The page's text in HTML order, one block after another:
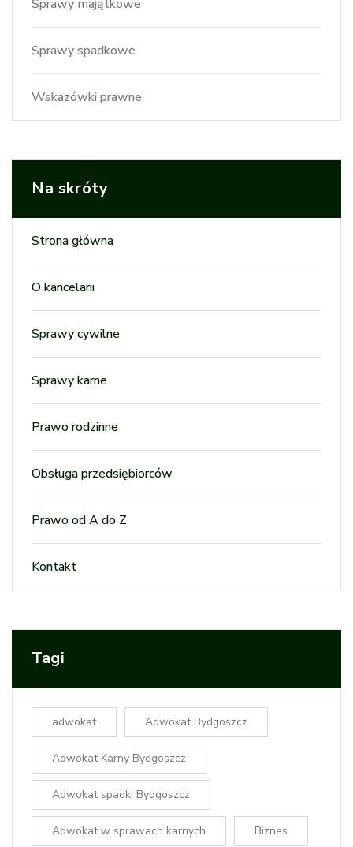
Sprawy majątkowe
Sprawy spadkowe
Wskazówki prawne
Na skróty
Strona główna
O kancelarii
Sprawy cywilne
Sprawy karne
Prawo rodzinne
Obsługa przedsiębiorców
Prawo od A do Z
Kontakt
Tagi
adwokat Adwokat Bydgoszcz
Adwokat Karny Bydgoszcz
Adwokat spadki Bydgoszcz
Adwokat w sprawach karnych Biznes